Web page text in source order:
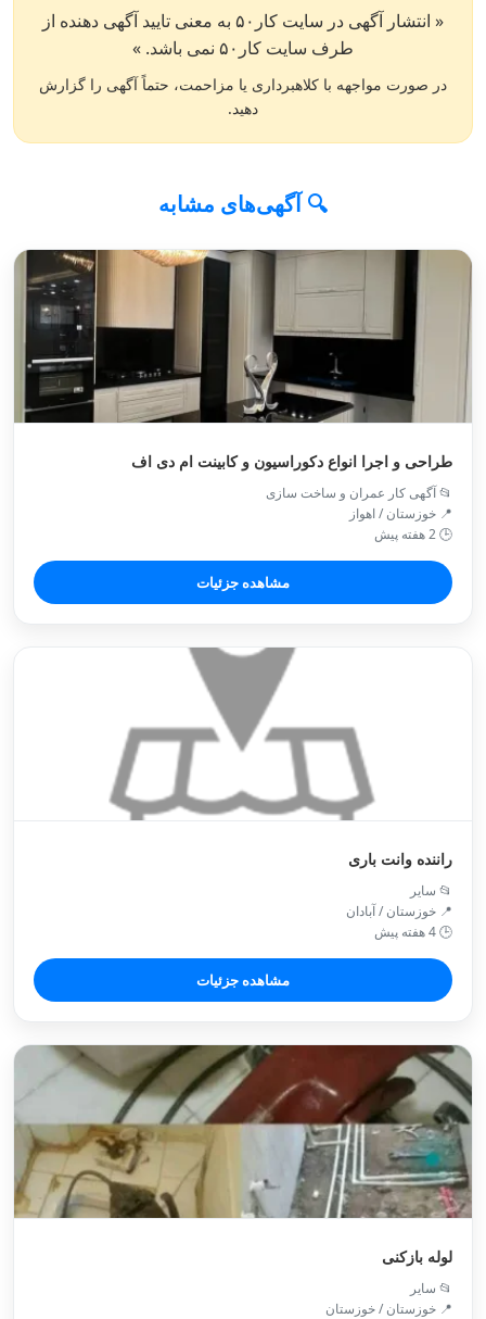
« انتشار آگهی در سایت کار۵۰ به معنی تایید آگهی دهنده از
طرف سایت کار۵۰ نمی باشد. »
در صورت مواجهه با کلاهبرداری یا مزاحمت، حتماً آگهی را گزارش
دهید.
🔍 آگهی‌های مشابه
طراحی و اجرا انواع دکوراسیون و کابینت ام دی اف
📂 آگهی کار عمران و ساخت سازی
📍 خوزستان / اهواز
🕒 2 هفته پیش
مشاهده جزئیات
راننده وانت باری
📂 سایر
📍 خوزستان / آبادان
🕒 4 هفته پیش
مشاهده جزئیات
لوله بازکنی
📂 سایر
📍 خوزستان / خوزستان